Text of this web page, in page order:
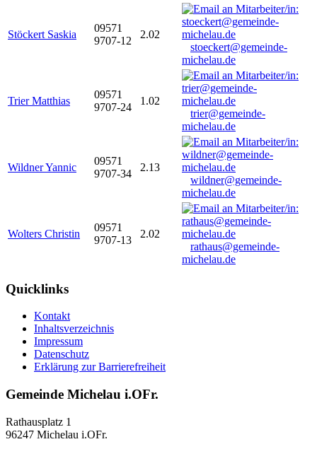
Stöckert Saskia
09571
9707-12
2.02
stoeckert@gemeinde-
michelau.de
Trier Matthias
09571
9707-24
1.02
trier@gemeinde-
michelau.de
Wildner Yannic
09571
9707-34
2.13
wildner@gemeinde-
michelau.de
Wolters Christin
09571
9707-13
2.02
rathaus@gemeinde-
michelau.de
Quicklinks
Kontakt
Inhaltsverzeichnis
Impressum
Datenschutz
Erklärung zur Barrierefreiheit
Gemeinde Michelau i.OFr.
Rathausplatz 1
96247 Michelau i.OFr.